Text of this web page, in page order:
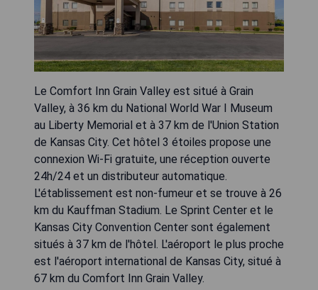
Le Comfort Inn Grain Valley est situé à Grain
Valley, à 36 km du National World War I Museum
au Liberty Memorial et à 37 km de l'Union Station
de Kansas City. Cet hôtel 3 étoiles propose une
connexion Wi-Fi gratuite, une réception ouverte
24h/24 et un distributeur automatique.
L'établissement est non-fumeur et se trouve à 26
km du Kauffman Stadium. Le Sprint Center et le
Kansas City Convention Center sont également
situés à 37 km de l'hôtel. L'aéroport le plus proche
est l'aéroport international de Kansas City, situé à
67 km du Comfort Inn Grain Valley.